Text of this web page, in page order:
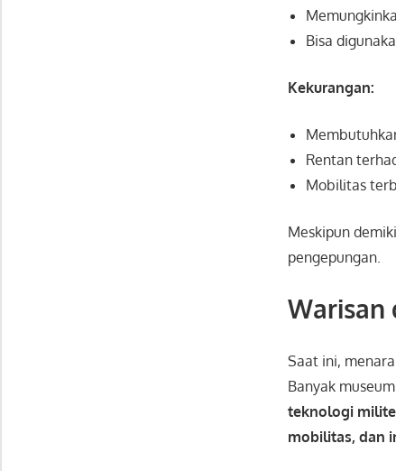
Bisa
Kekurangan:
Rentan
Mobilitas
Meskipun
pengepungan.
Warisan
Saat ini,
Banyak
teknologi
mobilitas, dan